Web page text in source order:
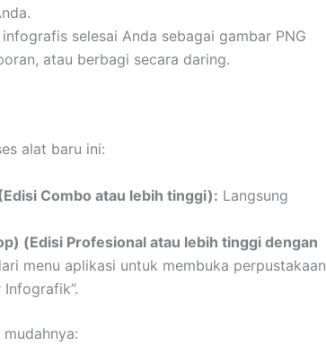
selesai Anda sebagai gambar PNG
atau berbagi secara daring.
alat baru ini:
Combo atau lebih tinggi): Langsung
(Edisi Profesional atau lebih tinggi dengan
menu aplikasi untuk membuka perpustakaan